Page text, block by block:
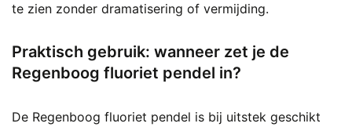
te zien zonder dramatisering of vermijding.
Praktisch gebruik: wanneer zet je de
Regenboog fluoriet pendel in?
De Regenboog fluoriet pendel is bij uitstek geschikt